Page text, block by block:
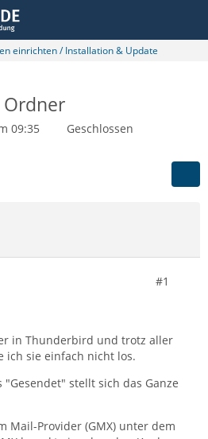
einrichten / Installation & Update
Ordner
09:35
Geschlossen
#1
in Thunderbird und trotz aller
ich sie einfach nicht los.
stellt sich das Ganze
Mail-Provider (GMX) unter dem